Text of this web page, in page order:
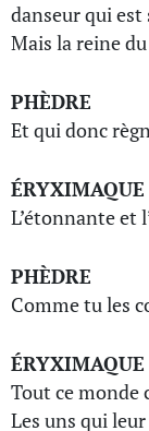
danseur qui
Mais la reine
PHÈDRE
Et qui donc
ÉRYXIMAQUE
L’étonnante et
PHÈDRE
Comme tu les
ÉRYXIMAQUE
Tout ce monde
Les uns qui